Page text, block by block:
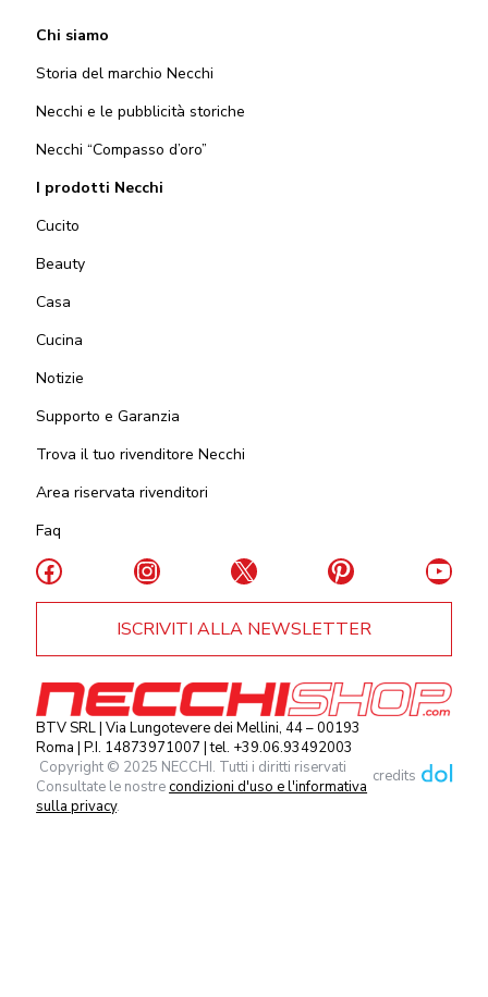
Chi siamo
Storia del marchio Necchi
Necchi e le pubblicità storiche
Necchi “Compasso d’oro”
I prodotti Necchi
Cucito
Beauty
Casa
Cucina
Notizie
Supporto e Garanzia
Trova il tuo rivenditore Necchi
Area riservata rivenditori
Faq
FacebookInstagram
X Pinterest
ISCRIVITI ALLA NEWSLETTER
BTV SRL | Via Lungotevere dei Mellini, 44 – 00193
Roma | P.I. 14873971007 | tel. +39.06.93492003
Copyright © 2025 NECCHI. Tutti i diritti riservati
Consultate le nostrecondizioni d'uso e l'informativa
sulla privacy.
credits